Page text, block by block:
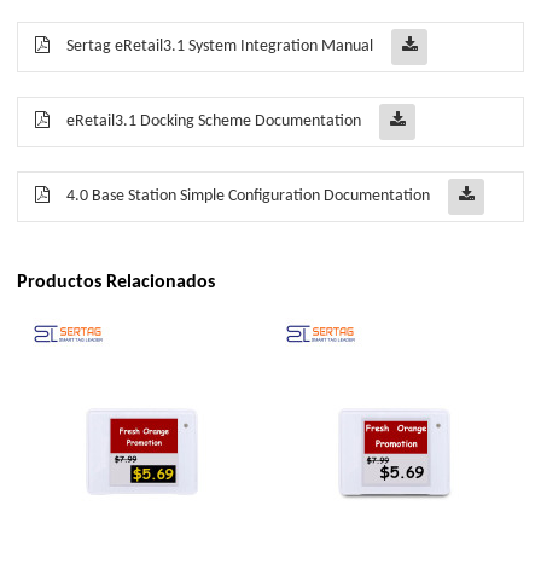
Sertag eRetail3.1 System Integration Manual
eRetail3.1 Docking Scheme Documentation
4.0 Base Station Simple Configuration Documentation
Productos Relacionados